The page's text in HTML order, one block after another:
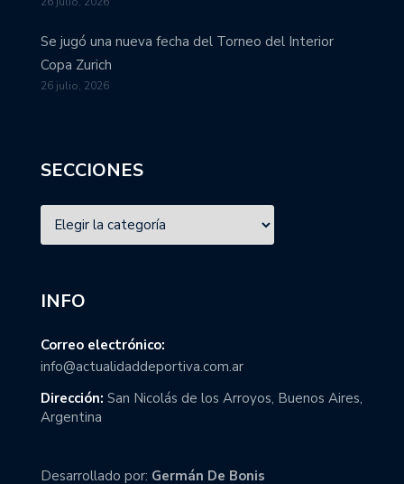
Se jugó una nueva fecha del Torneo del Interior
Copa Zurich
26 julio, 2026
SECCIONES
INFO
Correo electrónico:
info@actualidaddeportiva.com.ar
Dirección: San Nicolás de los Arroyos, Buenos Aires,
Argentina
Desarrollado por: Germán De Bonis